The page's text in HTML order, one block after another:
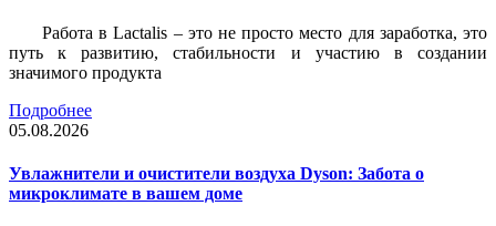
Работа в Lactalis – это не просто место для заработка, это
путь к развитию, стабильности и участию в создании
значимого продукта
Подробнее
05.08.2026
Увлажнители и очистители воздуха Dyson: Забота о
микроклимате в вашем доме